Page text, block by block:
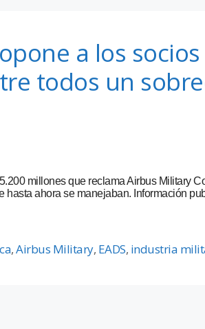
a los
todos un
millones que reclama Airbus Military
hasta ahora se manejaban. Información
,Airbus Military, EADS, industria